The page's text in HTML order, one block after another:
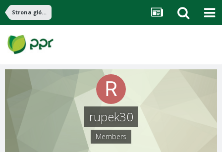
Strona główna
rupek30
Members